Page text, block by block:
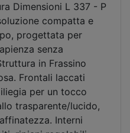
Dimensioni L 337 - P
compatta e
progettata per
senza
in Frassino
Frontali laccati
per un tocco
trasparente/lucido,
Interni